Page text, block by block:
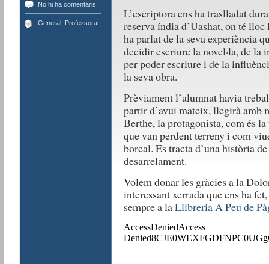
No hi ha comentaris
General, Professorat
L’escriptora ens ha traslladat
reserva índia d’Uashat, on té lloc
ha parlat de la seva experiència
decidir escriure la novel·la, de
per poder escriure i de la
la seva obra.
Prèviament l’alumnat havia
partir d’avui mateix, llegirà amb
Berthe, la protagonista, com és
que van perdent terreny i com
boreal. Es tracta d’una història
desarrelament.
Volem donar les gràcies a la
interessant xerrada que ens ha
sempre a laLlibreria A Peu de